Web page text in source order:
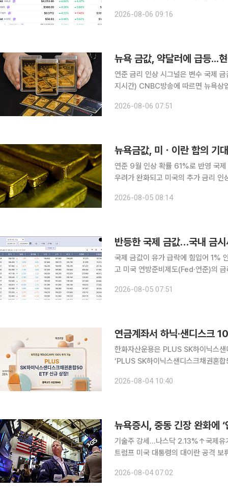
2026-08-06 09:16
뉴욕 금값, 약달러에 급등
연준 금리 인상 시그널은 변수 국제 금
지시간) CNBC방송에 따르면 뉴욕상
물 가격은 3.7% 오른 온스당
2026-08-06 07:51
뉴욕금값, 미ㆍ이란 합의
연준 9월 인상 확률 61%로 반영 국제 금값이 4일(현지시간) 상승했다. 유가 하락으로 인플레이션
우려가 완화되고 미국의 추가 금리 인상 가
4152.60달러에 마감했다. 3거래일
2026-08-05 08:14
반등한 국제 금값…국내 금
국제 금값이 유가 급락에 힘입어 1%
고 미국 연방준비제도(Fed·연준)의
온스(약 31.1g·이하 온스)당 4152.60
2026-08-05 07:51
연금계좌서 하닉·샌디스크
한화자산운용은 PLUS SK하이닉스
‘PLUS SK하이닉스샌디스크채권
활용도가 높다. 퇴직연금 감독 규정
2026-08-04 10:40
뉴욕증시, 중동 긴장 완화에
기술주 강세…나스닥 2.13%↑국제유가 급락…WTI 5.1%↓
트럼프 미국 대통령의 대이란 공격 보
2026-08-04 07:02